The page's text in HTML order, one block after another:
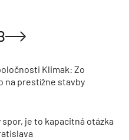
Klimak: Zo
na prestížne stavby
je to kapacitná otázka